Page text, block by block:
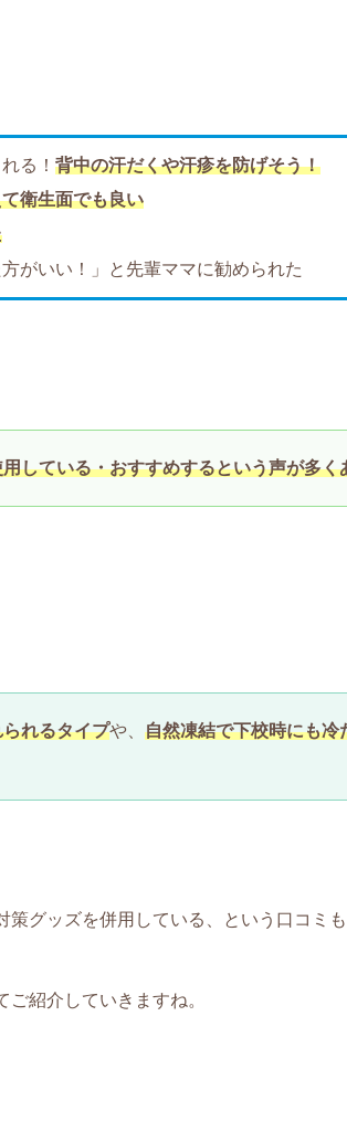
る！ 背中の汗だくや汗疹を防げそう！
衛生面でも良い
がいい！」と先輩ママに勧められた
している・おすすめするという声が多く
れるタイプや、 自然凍結で下校時にも冷
グッズを併用している、という口コミも
紹介していきますね。